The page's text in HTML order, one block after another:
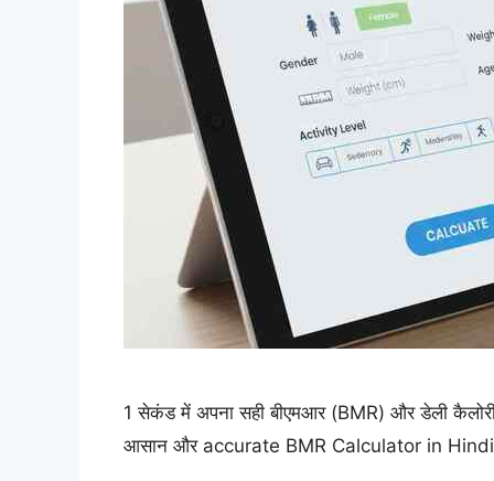
1 सेकंड में अपना सही बीएमआर (BMR) और डेली
आसान और accurate BMR Calculator in